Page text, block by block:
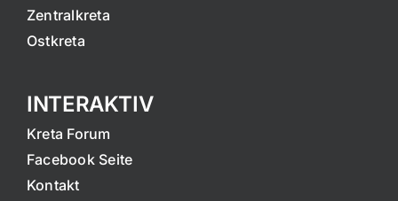
Zentralkreta
Ostkreta
INTERAKTIV
Kreta Forum
Facebook Seite
Kontakt